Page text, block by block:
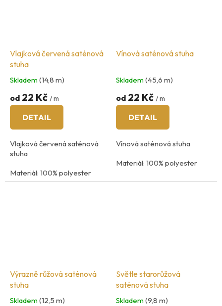
Vlajková červená saténová
stuha
Skladem(14,8 m)
od 22 Kč / m
DETAIL
Vlajková červená saténová
stuha
Materiál: 100% polyester
Vínová saténová stuha
Skladem(45,6 m)
od 22 Kč / m
DETAIL
Vínová saténová stuha
Materiál: 100% polyester
praní na 40°C
Výrazně růžová saténová
stuha
Skladem(12,5 m)
Světle starorůžová
saténová stuha
Skladem(9,8 m)